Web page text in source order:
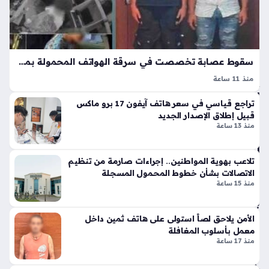
و
س
عا
م
20
28
منذ
3
سا
عا
ف
أس
ف
الم
فا
ج
لم
وق
ع
بوا
بة
ال
شر
وق
سقوط عصابة تخصصت في سرقة الهواتف المحمولة بمدينة سوهاج بعد مطاردة أمنية
منذ 11 ساعة
التواصل الاجتماعي حول واقعة سرقة هاتف محمول في محافظة
سوهاج، حيث تضمن المنشور صورا ومقطع فيديو يوثق الحادثة،
تراجع قياسي في سعر هاتف آيفون 17 برو ماكس
قبيل إطلاق الإصدار الجديد
منذ 13 ساعة
تلاعب بهوية المواطنين.. إجراءات صارمة من تنظيم
الاتصالات بشأن خطوط المحمول المسجلة
منذ 15 ساعة
الأمن يلاحق لصاً استولى على هاتف ثمين داخل
معمل بأسلوب المغافلة
منذ 17 ساعة